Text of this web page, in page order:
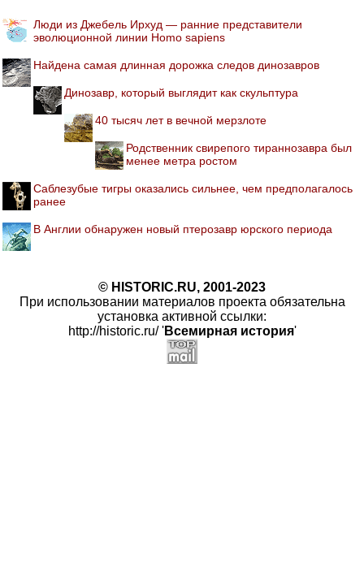
Люди из Джебель Ирхуд — ранние представители
эволюционной линии Homo sapiens
Найдена самая длинная дорожка следов динозавров
Динозавр, который выглядит как скульптура
40 тысяч лет в вечной мерзлоте
Родственник свирепого тираннозавра был
менее метра ростом
Саблезубые тигры оказались сильнее, чем предполагалось
ранее
В Англии обнаружен новый птерозавр юрского периода
© HISTORIC.RU, 2001-2023
При использовании материалов проекта обязательна
установка активной ссылки:
http://historic.ru/ 'Всемирная история'